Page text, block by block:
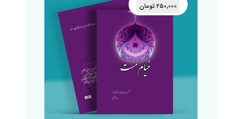
۲۵۰,۰۰۰ تومان